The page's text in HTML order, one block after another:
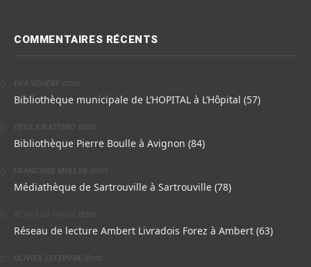
COMMENTAIRES RÉCENTS
EVA SCHERF dans
Bibliothèque municipale de L’HOPITAL à L’Hôpital (57)
CÉCILE NATTERO dans
Bibliothèque Pierre Boulle à Avignon (84)
FRANCOISE MULLER dans
Médiathèque de Sartrouville à Sartrouville (78)
dans
Réseau de lecture Ambert Livradois Forez à Ambert (63)
OLIVIER LEFEBVRE dans